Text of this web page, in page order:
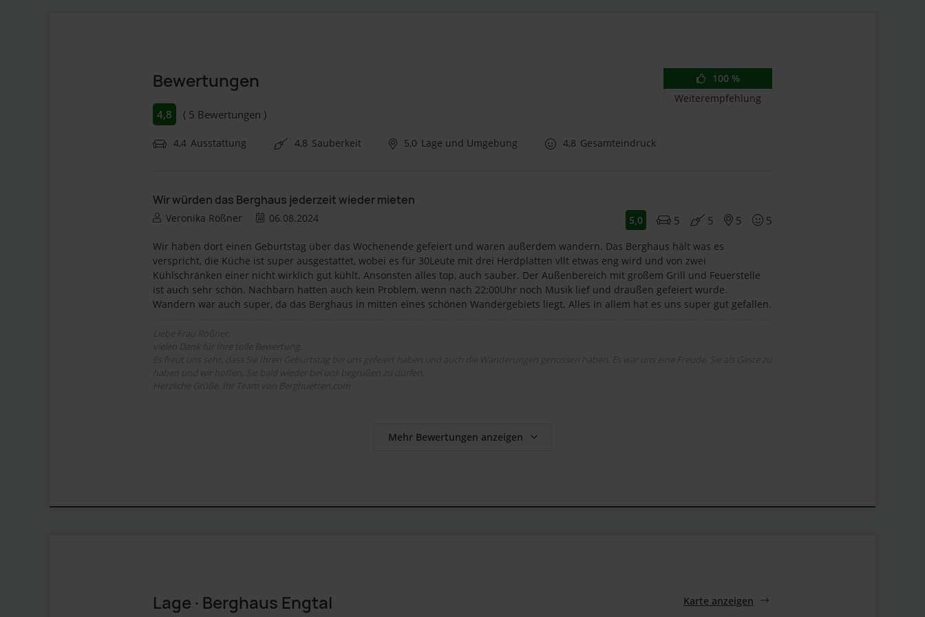
Bewertungen 100 %
Weiterempfehlung
4,8 5 Bewertungen
Ausstattung
4,4 Sauberkeit
4,8 Lage und Umgebung
5,0 Gesamteindruck
4,8
Wir würden das Berghaus jederzeit wieder mieten
Veronika Rößner 06.08.2024 5,0 5 5 5 5
Wir haben dort einen Geburtstag über das Wochenende gefeiert und waren außerdem wandern. Das Berghaus hält was es
verspricht, die Küche ist super ausgestattet, wobei es für 30Leute mit drei Herdplatten vllt etwas eng wird und von zwei
Kühlschränken einer nicht wirklich gut kühlt. Ansonsten alles top, auch sauber. Der Außenbereich mit großem Grill und Feuerstelle
ist auch sehr schön. Nachbarn hatten auch kein Problem, wenn nach 22:00Uhr noch Musik lief und draußen gefeiert wurde.
Wandern war auch super, da das Berghaus in mitten eines schönen Wandergebiets liegt. Alles in allem hat es uns super gut gefallen.
Mehr Bewertungen anzeigen
Lage · Berghaus Engtal Karte anzeigen